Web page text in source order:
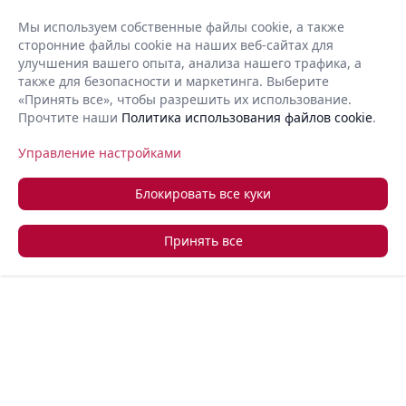
RU
Запросить обратный звонок +357 22 366 888
компаний
свой
Мы используем собственные файлы cookie, а также
сторонние файлы cookie на наших веб-сайтах для
улучшения вашего опыта, анализа нашего трафика, а
также для безопасности и маркетинга. Выберите
«Принять все», чтобы разрешить их использование.
Прочтите наши Политика использования файлов cookie.
Управление настройками
Блокировать все куки
Принять все